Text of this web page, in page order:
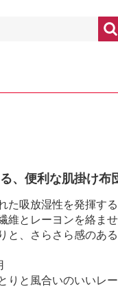
、便利な肌掛け布
た吸放湿性を発揮する
維とレーヨンを絡ま
と、さらさら感のあ
りと風合いのいいレ